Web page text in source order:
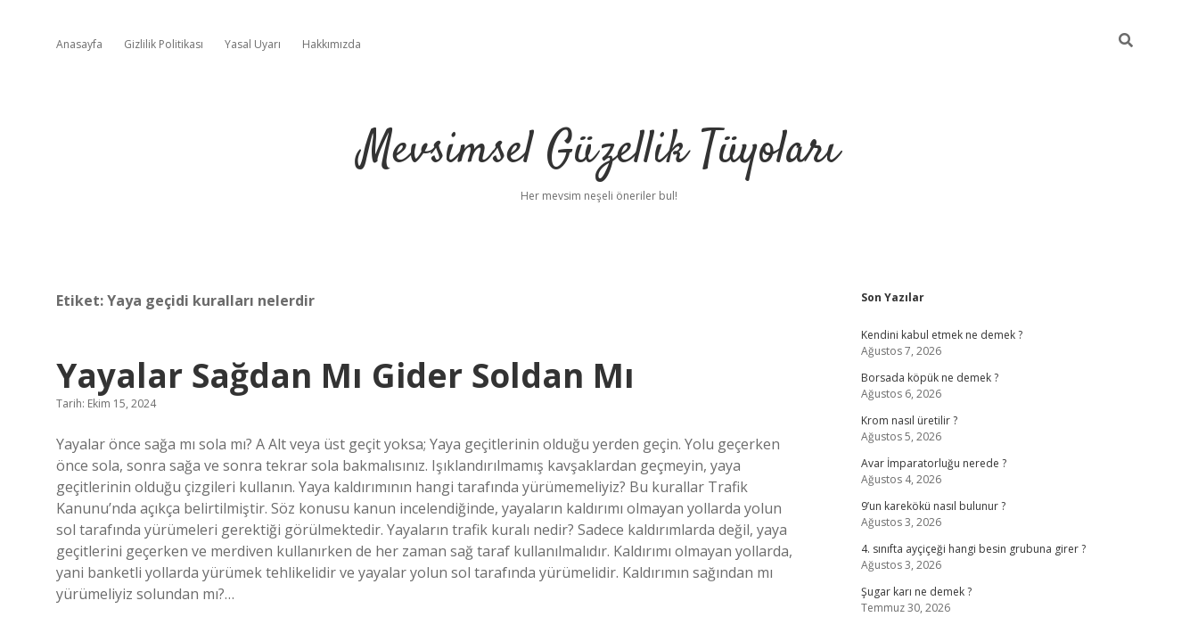
Anasayfa Gizlilik Politikası Yasal Uyarı Hakkımızda
Mevsimsel Güzellik Tüyoları
Her mevsim neşeli öneriler bul!
Etiket:Yaya geçidi kuralları nelerdir
Yayalar Sağdan Mı Gider Soldan Mı
Tarih: Ekim 15, 2024
Yayalar önce sağa mı sola mı? A Alt veya üst geçit yoksa; Yaya geçitlerinin olduğu yerden geçin. Yolu geçerken
önce sola, sonra sağa ve sonra tekrar sola bakmalısınız. Işıklandırılmamış kavşaklardan geçmeyin, yaya
geçitlerinin olduğu çizgileri kullanın. Yaya kaldırımının hangi tarafında yürümemeliyiz? Bu kurallar Trafik
Kanunu’nda açıkça belirtilmiştir. Söz konusu kanun incelendiğinde, yayaların kaldırımı olmayan yollarda yolun
sol tarafında yürümeleri gerektiği görülmektedir. Yayaların trafik kuralı nedir? Sadece kaldırımlarda değil, yaya
geçitlerini geçerken ve merdiven kullanırken de her zaman sağ taraf kullanılmalıdır. Kaldırımı olmayan yollarda,
yani banketli yollarda yürümek tehlikelidir ve yayalar yolun sol tarafında yürümelidir. Kaldırımın sağından mı
yürümeliyiz solundan mı?…
Sidebar
Son Yazılar
Kendini kabul etmek ne demek ?
Ağustos 7, 2026
Borsada köpük ne demek ?
Ağustos 6, 2026
Krom nasıl üretilir ?
Ağustos 5, 2026
Avar İmparatorluğu nerede ?
Ağustos 4, 2026
9’un karekökü nasıl bulunur ?
Ağustos 3, 2026
4. sınıfta ayçiçeği hangi besin grubuna girer ?
Ağustos 3, 2026
Şugar karı ne demek ?
Temmuz 30, 2026
hiltonbet giriş